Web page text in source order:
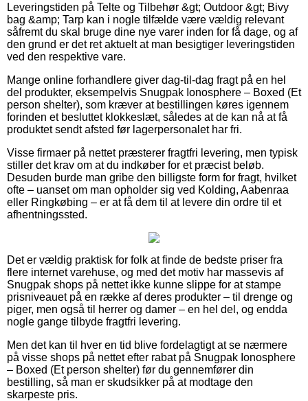
Leveringstiden på Telte og Tilbehør &gt; Outdoor &gt; Bivy
bag &amp; Tarp kan i nogle tilfælde være vældig relevant
såfremt du skal bruge dine nye varer inden for få dage, og af
den grund er det ret aktuelt at man besigtiger leveringstiden
ved den respektive vare.
Mange online forhandlere giver dag-til-dag fragt på en hel
del produkter, eksempelvis Snugpak Ionosphere – Boxed (Et
person shelter), som kræver at bestillingen køres igennem
forinden et besluttet klokkeslæt, således at de kan nå at få
produktet sendt afsted før lagerpersonalet har fri.
Visse firmaer på nettet præsterer fragtfri levering, men typisk
stiller det krav om at du indkøber for et præcist beløb.
Desuden burde man gribe den billigste form for fragt, hvilket
ofte – uanset om man opholder sig ved Kolding, Aabenraa
eller Ringkøbing – er at få dem til at levere din ordre til et
afhentningssted.
Det er vældig praktisk for folk at finde de bedste priser fra
flere internet varehuse, og med det motiv har massevis af
Snugpak shops på nettet ikke kunne slippe for at stampe
prisniveauet på en række af deres produkter – til drenge og
piger, men også til herrer og damer – en hel del, og endda
nogle gange tilbyde fragtfri levering.
Men det kan til hver en tid blive fordelagtigt at se nærmere
på visse shops på nettet efter rabat på Snugpak Ionosphere
– Boxed (Et person shelter) før du gennemfører din
bestilling, så man er skudsikker på at modtage den
skarpeste pris.